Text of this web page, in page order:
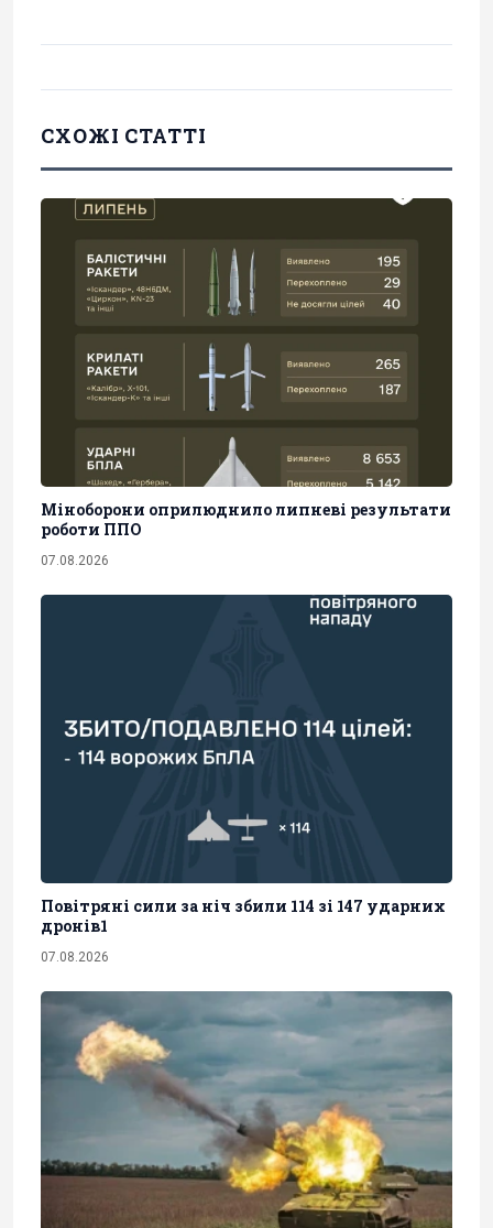
СХОЖІ СТАТТІ
Міноборони оприлюднило липневі результати
роботи ППО
07.08.2026
Повітряні сили за ніч збили 114 зі 147 ударних
дронів1
07.08.2026